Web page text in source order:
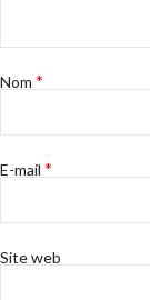
Nom *
E-mail *
Site web